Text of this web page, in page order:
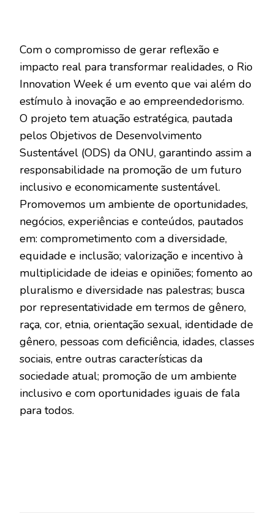
Com o compromisso de gerar reflexão e
impacto real para transformar realidades, o Rio
Innovation Week é um evento que vai além do
estímulo à inovação e ao empreendedorismo.
O projeto tem atuação estratégica, pautada
pelos Objetivos de Desenvolvimento
Sustentável (ODS) da ONU, garantindo assim a
responsabilidade na promoção de um futuro
inclusivo e economicamente sustentável.
Promovemos um ambiente de oportunidades,
negócios, experiências e conteúdos, pautados
em: comprometimento com a diversidade,
equidade e inclusão; valorização e incentivo à
multiplicidade de ideias e opiniões; fomento ao
pluralismo e diversidade nas palestras; busca
por representatividade em termos de gênero,
raça, cor, etnia, orientação sexual, identidade de
gênero, pessoas com deficiência, idades, classes
sociais, entre outras características da
sociedade atual; promoção de um ambiente
inclusivo e com oportunidades iguais de fala
para todos.